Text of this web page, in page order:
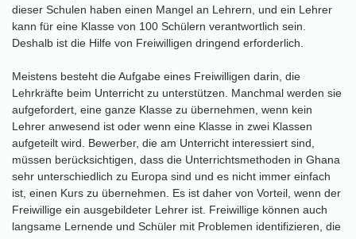
dieser Schulen haben einen Mangel an Lehrern, und ein Lehrer
kann für eine Klasse von 100 Schülern verantwortlich sein.
Deshalb ist die Hilfe von Freiwilligen dringend erforderlich.
Meistens besteht die Aufgabe eines Freiwilligen darin, die
Lehrkräfte beim Unterricht zu unterstützen. Manchmal werden sie
aufgefordert, eine ganze Klasse zu übernehmen, wenn kein
Lehrer anwesend ist oder wenn eine Klasse in zwei Klassen
aufgeteilt wird. Bewerber, die am Unterricht interessiert sind,
müssen berücksichtigen, dass die Unterrichtsmethoden in Ghana
sehr unterschiedlich zu Europa sind und es nicht immer einfach
ist, einen Kurs zu übernehmen. Es ist daher von Vorteil, wenn der
Freiwillige ein ausgebildeter Lehrer ist. Freiwillige können auch
langsame Lernende und Schüler mit Problemen identifizieren, die